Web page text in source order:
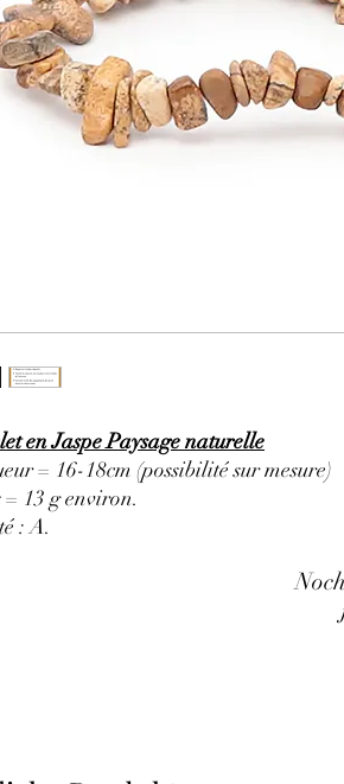
en Jaspe Paysage naturelle
= 16-18cm (possibilité sur mesure)
13 g environ.
: A.